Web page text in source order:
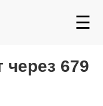
☰
через 679